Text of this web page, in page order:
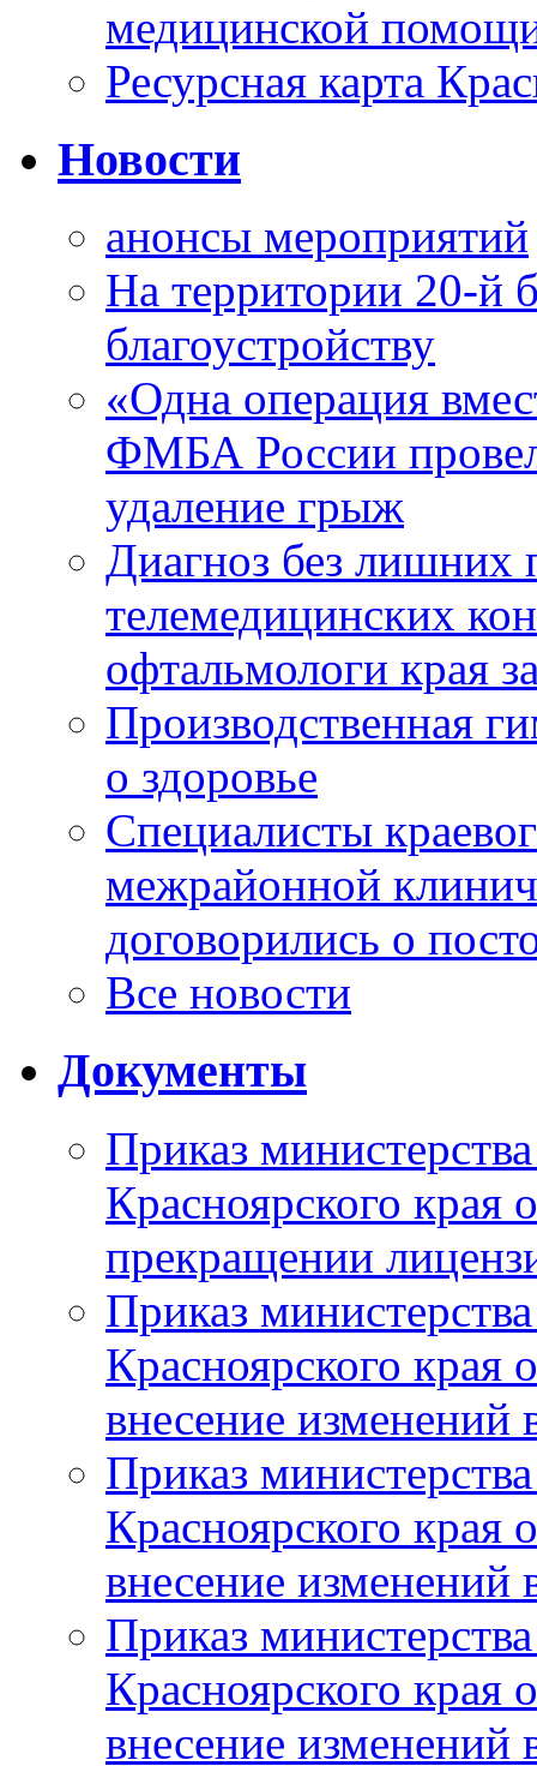
медицинской
Ресурсная карта
Новости
анонсы мероприятий
На территории 20-й
благоустройству
«Одна операция
ФМБА России
удаление грыж
Диагноз без лишних
телемедицинских
офтальмологи края
Производственная
о здоровье
Специалисты
межрайонной
договорились о
Все новости
Документы
Приказ
Красноярского
прекращении
Приказ
Красноярского
внесение изменений
Приказ
Красноярского
внесение изменений
Приказ
Красноярского
внесение изменений